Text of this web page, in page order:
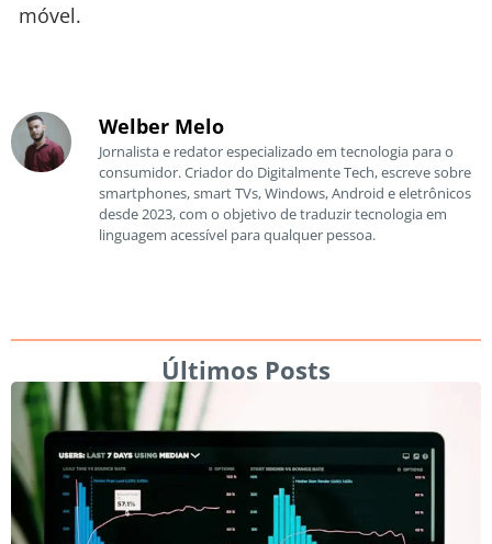
móvel.
Welber Melo
Jornalista e redator especializado em tecnologia para o
consumidor. Criador do Digitalmente Tech, escreve sobre
smartphones, smart TVs, Windows, Android e eletrônicos
desde 2023, com o objetivo de traduzir tecnologia em
linguagem acessível para qualquer pessoa.
Últimos Posts